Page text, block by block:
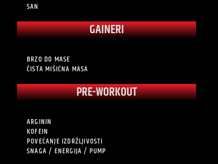
SAN
GAINERI
BRZO DO MASE
ČISTA MIŠIĆNA MASA
PRE-WORKOUT
ARGININ
KOFEIN
POVEĆANJE IZDRŽLJIVOSTI
SNAGA / ENERGIJA / PUMP